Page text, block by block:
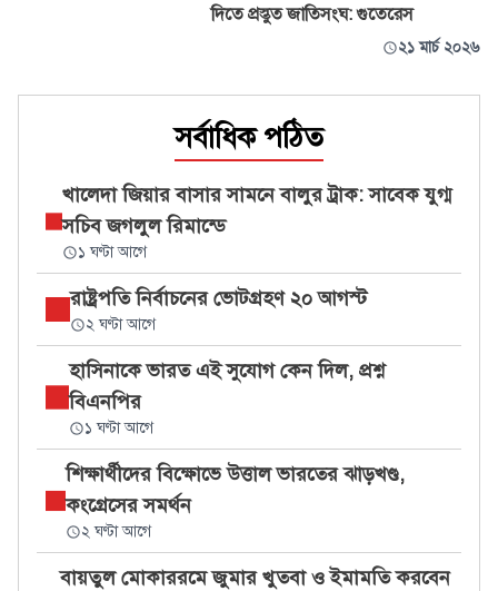
দিতে প্রস্তুত জাতিসংঘ: গুতেরেস
২১ মার্চ ২০২৬
সর্বাধিক পঠিত
খালেদা জিয়ার বাসার সামনে বালুর ট্রাক: সাবেক যুগ্ম
সচিব জগলুল রিমান্ডে
১ ঘণ্টা আগে
রাষ্ট্রপতি নির্বাচনের ভোটগ্রহণ ২০ আগস্ট
২ ঘণ্টা আগে
হাসিনাকে ভারত এই সুযোগ কেন দিল, প্রশ্ন
বিএনপির
১ ঘণ্টা আগে
শিক্ষার্থীদের বিক্ষোভে উত্তাল ভারতের ঝাড়খণ্ড,
কংগ্রেসের সমর্থন
২ ঘণ্টা আগে
বায়তুল মোকাররমে জুমার খুতবা ও ইমামতি করবেন